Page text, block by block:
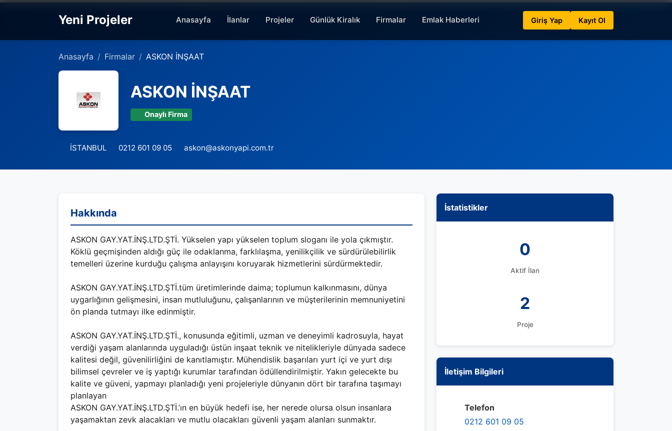
Yeni Projeler Anasayfa İlanlar Projeler Günlük Kiralık Firmalar Emlak Haberleri Giriş Yap Kayıt Ol
Anasayfa Firmalar ASKON İNŞAAT
ASKON İNŞAAT
Onaylı Firma
İSTANBUL 0212 601 09 05 askon@askonyapi.com.tr
Hakkında
ASKON GAY.YAT.İNŞ.LTD.ŞTİ. Yükselen yapı yükselen toplum sloganı ile yola çıkmıştır.
Köklü geçmişinden aldığı güç ile odaklanma, farklılaşma, yenilikçilik ve sürdürülebilirlik
temelleri üzerine kurduğu çalışma anlayışını koruyarak hizmetlerini sürdürmektedir.
ASKON GAY.YAT.İNŞ.LTD.ŞTİ.tüm üretimlerinde daima; toplumun kalkınmasını, dünya
uygarlığının gelişmesini, insan mutluluğunu, çalışanlarının ve müşterilerinin memnuniyetini
ön planda tutmayı ilke edinmiştir.
ASKON GAY.YAT.İNŞ.LTD.ŞTİ., konusunda eğitimli, uzman ve deneyimli kadrosuyla, hayat
verdiği yaşam alanlarında uyguladığı üstün inşaat teknik ve nitelikleriyle dünyada sadece
kalitesi değil, güvenilirliğini de kanıtlamıştır. Mühendislik başarıları yurt içi ve yurt dışı
bilimsel çevreler ve iş yaptığı kurumlar tarafından ödüllendirilmiştir. Yakın gelecekte bu
kalite ve güveni, yapmayı planladığı yeni projeleriyle dünyanın dört bir tarafına taşımayı
planlayan
ASKON GAY.YAT.İNŞ.LTD.ŞTİ.’ın en büyük hedefi ise, her nerede olursa olsun insanlara
yaşamaktan zevk alacakları ve mutlu olacakları güvenli yaşam alanları sunmaktır.
İstatistikler
0
Aktif İlan
2
Proje
İletişim Bilgileri
Telefon
0212 601 09 05